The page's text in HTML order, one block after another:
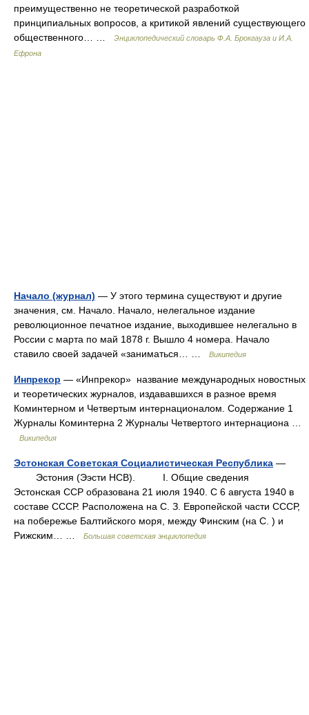
преимущественно не теоретической разработкой
принципиальных вопросов, а критикой явлений существующего
общественного… …
Энциклопедический словарь Ф.А. Брокгауза и И.А.
Ефрона
Начало (журнал) — У этого термина существуют и другие
значения, см. Начало. Начало, нелегальное издание
революционное печатное издание, выходившее нелегально в
России с марта по май 1878 г. Вышло 4 номера. Начало
ставило своей задачей «заниматься… …
Википедия
Инпрекор — «Инпрекор» название международных новостных
и теоретических журналов, издававшихся в разное время
Коминтерном и Четвертым интернационалом. Содержание 1
Журналы Коминтерна 2 Журналы Четвертого интернациона …
Википедия
Эстонская Советская Социалистическая Республика —
Эстония (Ээсти НСВ). I. Общие сведения
Эстонская ССР образована 21 июля 1940. С 6 августа 1940 в
составе СССР. Расположена на С. З. Европейской части СССР,
на побережье Балтийского моря, между Финским (на С. ) и
Рижским… …
Большая советская энциклопедия